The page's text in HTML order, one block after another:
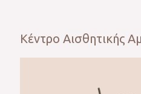
Κέντρο Αισθητικής